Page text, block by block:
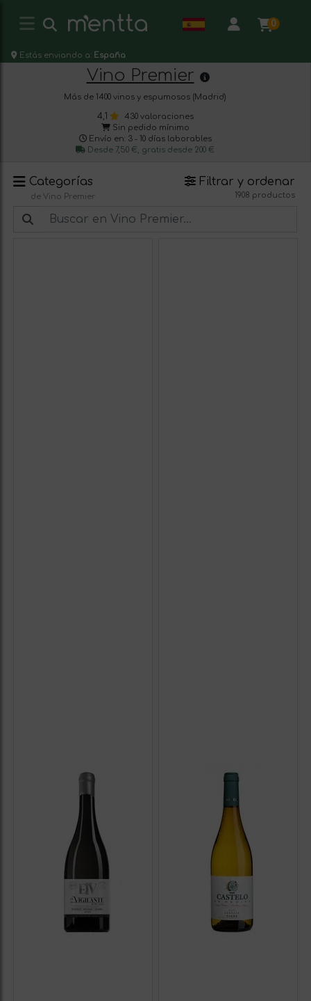
0
Estás enviando a: España
Vino Premier
Más de 1400 vinos y espumosos (Madrid)
4,1
430 valoraciones
Sin pedido mínimo
Envío en: 3 - 10 días laborables
Desde 7,50 €, gratis desde 200 €
Categorías
de Vino Premier
Filtrar y ordenar
1908 productos